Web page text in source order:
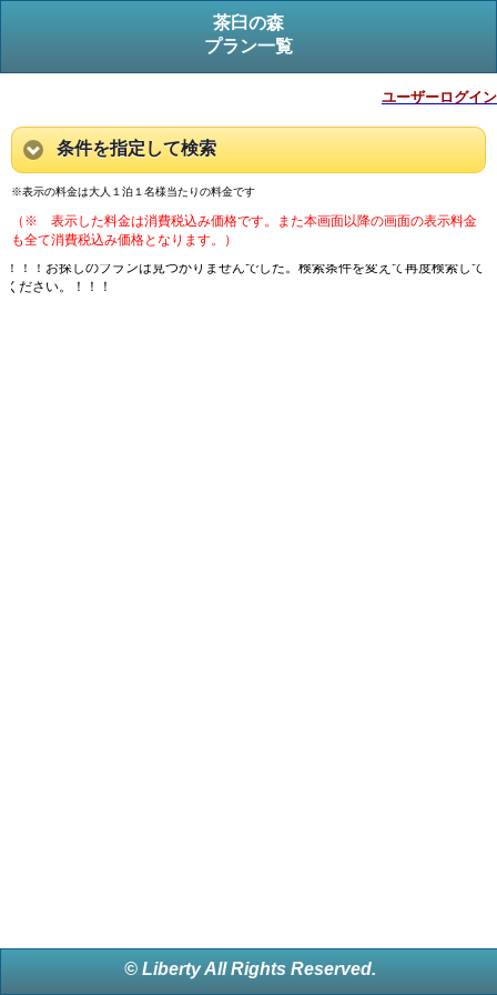
茶臼の森
プラン一覧
ユーザーログイン
条件を指定して検索
※表示の料金は大人１泊１名様当たりの料金です
（※ 表示した料金は消費税込み価格です。また本画面以降の画面の表示料金
も全て消費税込み価格となります。）
！！！お探しのプランは見つかりませんでした。検索条件を変えて再度検索して
ください。！！！
© Liberty All Rights Reserved.